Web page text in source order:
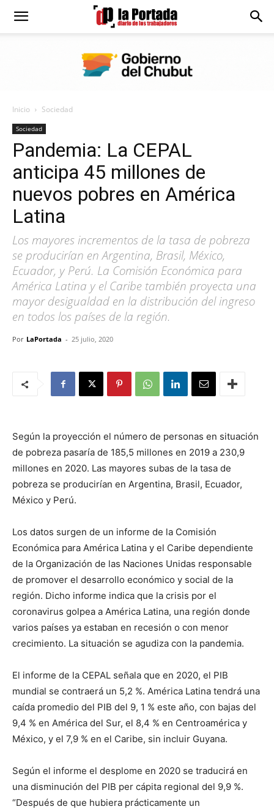
Diario
Portada
Inicio Sociedad
Sociedad
Pandemia: La CEPAL
anticipa 45 millones de
nuevos pobres en América
Latina
Los mayores incrementos de la tasa de pobreza
se producirían en Argentina, Brasil, México,
Ecuador, y Perú. La Comisión Económica para
América Latina y el Caribe también proyecta una
mayor desigualdad en la distribución del ingreso
en todos los países de la región.
Por LaPortada - 25 julio, 2020
Según la proyección el número de personas en situación
de pobreza pasaría de 185,5 millones en 2019 a 230,9
millones en 2020. Las mayores subas de la tasa de
pobreza se producirían en Argentina, Brasil, Ecuador,
México y Perú.
Los datos surgen de un informe de la Comisión
Económica para América Latina y el Caribe dependiente
de la Organización de las Naciones Unidas responsable
de promover el desarrollo económico y social de la
región.​ Dicho informe indica que la crisis por el
coronavirus golpea a América Latina, una región donde
varios países ya estaban en recesión o con menor
crecimiento. La situación se agudiza con la pandemia.
El informe de la CEPAL señala que en 2020, el PIB
mundial se contraerá un 5,2 %. América Latina tendrá una
caída promedio del PIB del 9, 1 % este año, con bajas del
9,4 % en América del Sur, el 8,4 % en Centroamérica y
México, y el 7,9 % en el Caribe, sin incluir Guyana.
Según el informe el desplome en 2020 se traducirá en
una disminución del PIB per cápita regional del 9,9 %.
“Después de que hubiera prácticamente un